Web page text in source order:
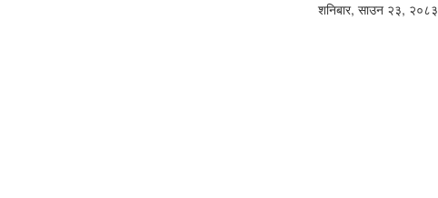
शनिबार, साउन २३, २०८३